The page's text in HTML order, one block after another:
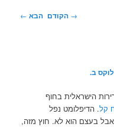
ניווט
→ הקודם הבא ←
ב.
הישראלית בחוף
קל. הדיפלומט נפל
בעצם הוא לא. חוץ מזה,